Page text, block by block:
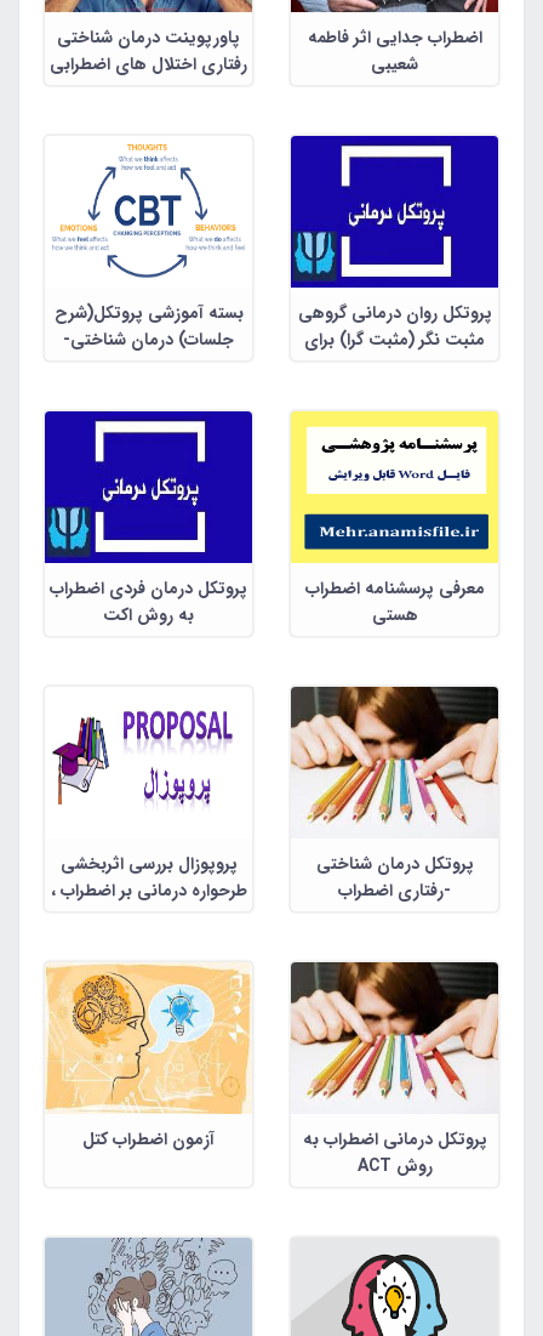
اضطراب جدایی اثر فاطمه
شعیبی
پاورپوینت درمان شناختی
رفتاری اختلال های اضطرابی
پروتکل روان درمانی گروهی
مثبت نگر (مثبت گرا) برای
بسته آموزشی پروتکل(شرح
جلسات) درمان شناختی-
معرفی پرسشنامه اضطراب
هستی
پروتکل درمان فردی اضطراب
به روش اکت
پروتکل درمان شناختی
-رفتاری اضطراب
پروپوزال بررسی اثربخشی
طرحواره درمانی بر اضطراب ،
پروتکل درمانی اضطراب به
روش ACT
آزمون اضطراب کتل